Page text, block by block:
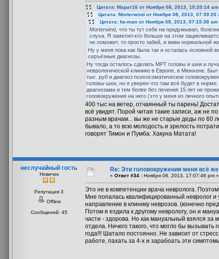
Цитата: Марат16 от Ноября 08, 2013, 10:20:14 am
Цитата: Morterwind от Ноября 08, 2013, 07:39:20
Цитата: he-man от Ноября 08, 2013, 07:15:38 am
Morterwind, что ты тут себе на придумывал,
слуха. Я заметил кто больше на этом
не поможет, то просто забей, и живи нормальной
Ну у меня пока как была так и осталась основной
серъёзные диагнозы.
Ну тогда осталось сделать МРТ головы и шеи и
неврологической клинике в Европе, в Мюнхене.
тыс. руб и диагноз психосоматическое
головы-шеи, но я уверен что там всё будет в
диагнозами и тем более без лечения 15 лет не
головокружения на него (это у меня из личного
400 тыс на ветер, отчаянный ты парень!
всё увидят. Порой читая такие записи, аж не
разным врачам... вы же не старые деды по 60
бывало, а то всю молодость и зрелость
говорят Тимон и Пумба: Хакуна Матата!
неслучайный гость
Новичок
Репутация 3
Offline
Сообщений: 45
Re: Эти головокружения меня всё
« Ответ #34 : Ноября 08, 2013, 17:07:46 pm »
Это не в компетенции врача невролога.
Мне попалась квалифицированный невролог
направление в клинику неврозов. (конечно
Потом я ездила к другому неврологу, он и
части - здорова. Но как мануальный взялся
отдела. Ничего такого, что могло бы
года!!! Шатало постоянно. Не зависит от
работе, пахать за 4-х и зарабоать эти